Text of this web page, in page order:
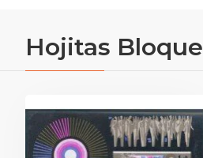
Hojitas Bloque